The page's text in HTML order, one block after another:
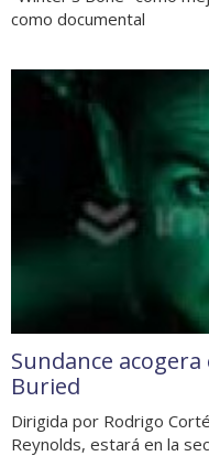
como documental
Sundance
Buried
Dirigida por Rodrigo
Reynolds, estará en la